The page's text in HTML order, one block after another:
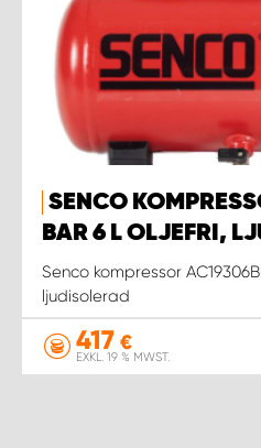
SENCO
BAR 6 L OLJEFRI,
Senco kompressor
ljudisolerad
417 €
EXKL. 19 % MWST.